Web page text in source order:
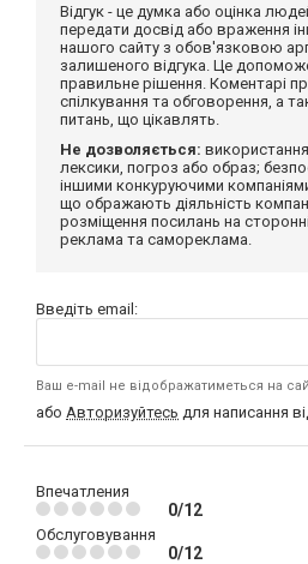
Відгук - це думка або оцінка
передати досвід або враження
нашого сайту з обов'язковою
залишеного відгука. Це
правильне рішення. Коментарі
спілкування та обговорення, а
питань, що цікавлять.
Не дозволяється:
лексики, погроз або образ;
іншими конкуруючими
що ображають діяльність
розміщення посилань на
реклама та самореклама.
Введіть email:
Ваш e-mail не відображатиметься на
або Авторизуйтесь для написання
Впечатления
0/12
Обслуговування
0/12